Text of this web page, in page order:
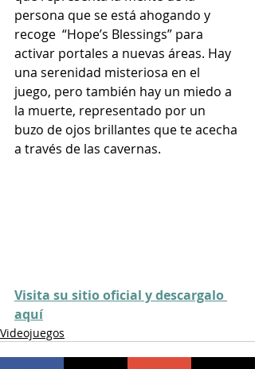
persona que se está ahogando y
recoge  “Hope’s Blessings” para
activar portales a nuevas áreas. Hay
una serenidad misteriosa en el
juego, pero también hay un miedo a
la muerte, representado por un
buzo de ojos brillantes que te acecha
a través de las cavernas.
Visita su sitio oficial y descargalo
aquí
Videojuegos